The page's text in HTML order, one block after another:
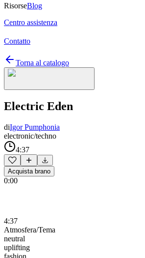
RisorseBlog
Centro assistenza
Contatto
Torna al catalogo
Electric Eden
diIgor Pumphonia
electronic/techno
4:37
Acquista brano
0:00
4:37
Atmosfera/Tema
neutral
uplifting
fashion